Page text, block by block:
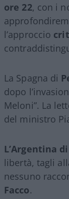
ore 22, con i
l’approccio
La Spagna di
dopo
Meloni”. La
del ministro
L’Argentina
libertà, tagli
nessuno
Facco.